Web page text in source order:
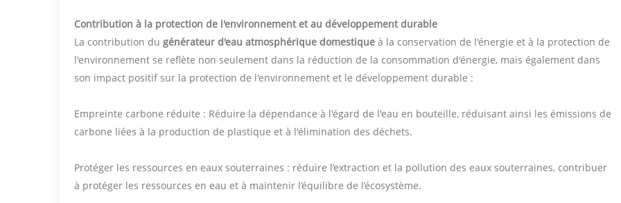
Contribution à la protection de l'environnement et au développement durable
La contribution du générateur d'eau atmosphérique domestique à la conservation de l'énergie et à la protection de
l'environnement se reflète non seulement dans la réduction de la consommation d'énergie, mais également dans
son impact positif sur la protection de l'environnement et le développement durable :
Empreinte carbone réduite : Réduire la dépendance à l'égard de l'eau en bouteille, réduisant ainsi les émissions de
carbone liées à la production de plastique et à l'élimination des déchets.
Protéger les ressources en eaux souterraines : réduire l’extraction et la pollution des eaux souterraines, contribuer
à protéger les ressources en eau et à maintenir l’équilibre de l’écosystème.